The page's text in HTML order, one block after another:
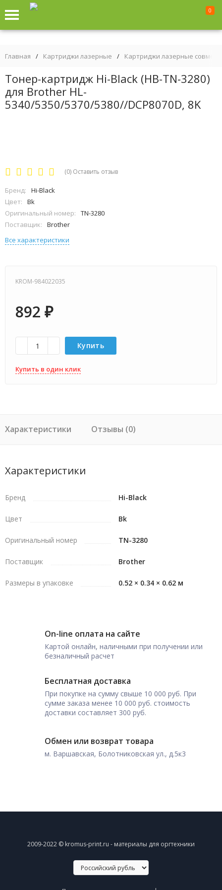
0
Главная / Картриджи лазерные / Картриджи лазерные
Тонер-картридж Hi-Black (HB-TN-3280)
для Brother HL-
5340/5350/5370/5380//DCP8070D, 8K
(0) Оставить отзыв
Бренд:
Hi-Black
Цвет:
Bk
Оригинальный номер:
TN-3280
Поставщик:
Brother
Все характеристики
KROM-984022035
892 ₽
Купить
Купить в один клик
Характеристики Отзывы (0)
Характеристики
Бренд Hi-Black
Цвет Bk
Оригинальный номер TN-3280
Поставщик Brother
Размеры в упаковке 0.52 × 0.34 × 0.62 м
On-line оплата на сайте
Картой онлайн, наличными при получении или
безналичный расчет
Бесплатная доставка
При покупке на сумму свыше 10 000 руб. При
сумме заказа менее 10 000 руб. стоимость
доставки составляет 300 руб.
Обмен или возврат товара
м. Варшавская, Болотниковская ул., д.5к3
2009-2022 © kromus-print.ru - материалы для оргтехники